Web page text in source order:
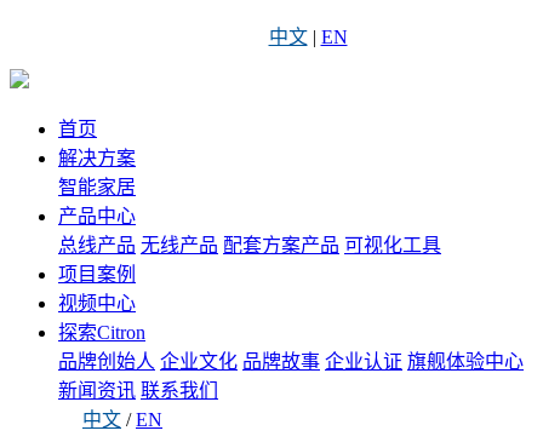
中文| EN
首页
解决方案
智能家居
产品中心
总线产品 无线产品 配套方案产品 可视化工具
项目案例
视频中心
探索Citron
品牌创始人 企业文化 品牌故事 企业认证 旗舰体验中心
新闻资讯 联系我们
中文 /EN